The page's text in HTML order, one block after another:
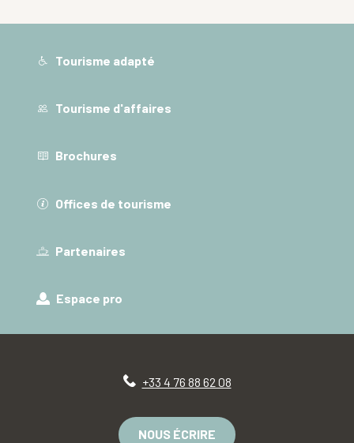
Tourisme adapté
Tourisme d'affaires
Brochures
Offices de tourisme
Partenaires
Espace pro
+33 4 76 88 62 08
NOUS ÉCRIRE